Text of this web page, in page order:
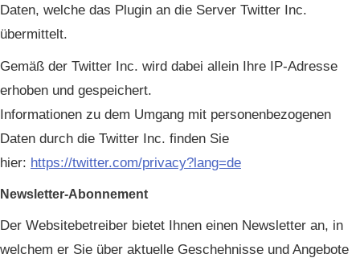
Daten, welche das Plugin an die Server Twitter Inc.
übermittelt.
Gemäß der Twitter Inc. wird dabei allein Ihre IP-Adresse
erhoben und gespeichert.
Informationen zu dem Umgang mit personenbezogenen
Daten durch die Twitter Inc. finden Sie
hier: https://twitter.com/privacy?lang=de
Newsletter-Abonnement
Der Websitebetreiber bietet Ihnen einen Newsletter an, in
welchem er Sie über aktuelle Geschehnisse und Angebote